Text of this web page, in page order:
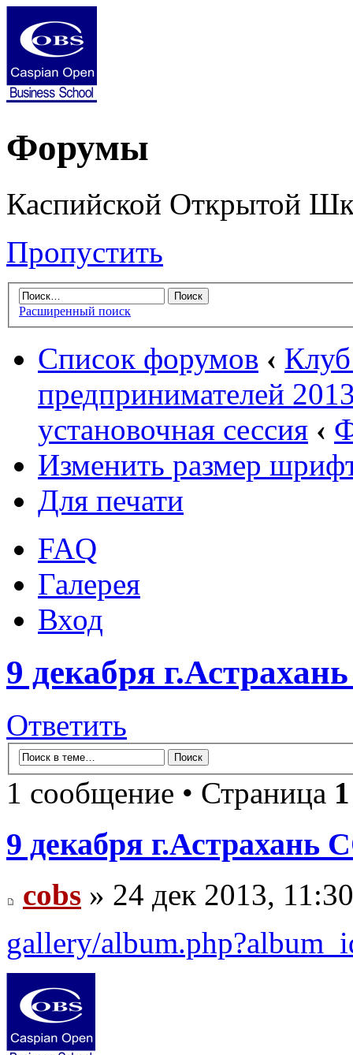
Форумы
Каспийской Открытой
Пропустить
Расширенный поиск
Список форумов ‹
предпринимателей
установочная сессия ‹
Изменить размер
Для печати
FAQ
Галерея
Вход
9 декабря
Ответить
1 сообщение • Страница 1
9 декабря
cobs » 24 дек 2013, 11:30
gallery/